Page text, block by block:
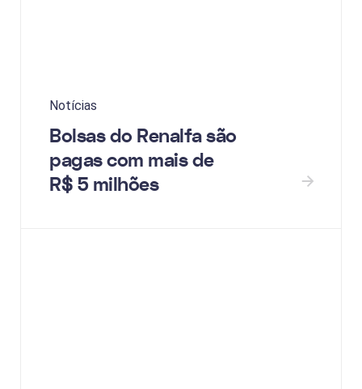
Notícias
Bolsas do Renalfa são
pagas com mais de
R$ 5 milhões